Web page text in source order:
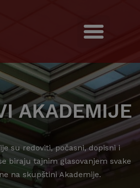
AKADEMIJE
su redoviti, počasni, dopisni i
biraju tajnim glasovanjem svake
na skupštini Akademije.